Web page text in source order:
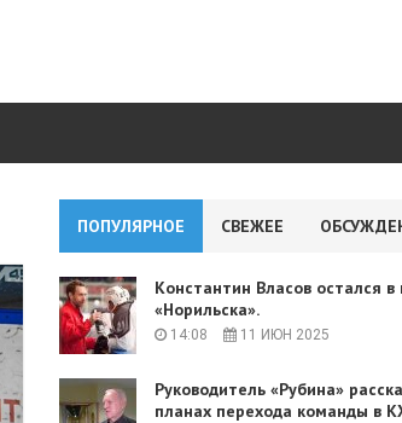
ПОПУЛЯРНОЕ СВЕЖЕЕ
Константин Власов остался в
«Норильска».
14:08 11 ИЮН 2025
Руководитель «Рубина»
планах перехода команды в